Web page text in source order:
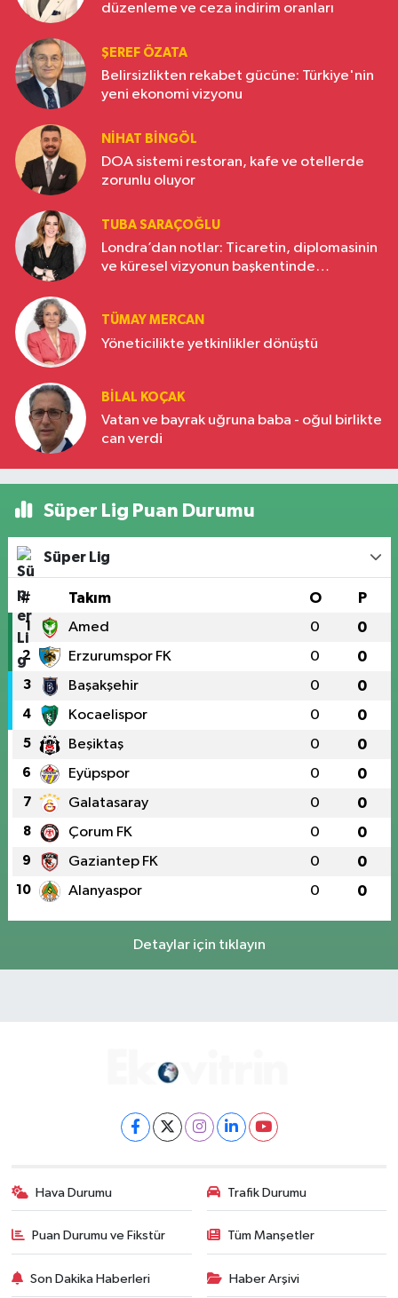
düzenleme ve ceza indirim oranları
ŞEREF ÖZATA
Belirsizlikten rekabet gücüne: Türkiye'nin
yeni ekonomi vizyonu
NIHAT BINGÖL
DOA sistemi restoran, kafe ve otellerde
zorunlu oluyor
TUBA SARAÇOĞLU
Londra’dan notlar: Ticaretin, diplomasinin
ve küresel vizyonun başkentinde
TÜMAY MERCAN
Yöneticilikte yetkinlikler dönüştü
BILAL KOÇAK
Vatan ve bayrak uğruna baba - oğul birlikte
can verdi
Süper Lig Puan Durumu
Süper Lig
# Takım O P
1 Amed 0 0
2 Erzurumspor FK 0 0
3 Başakşehir 0 0
4 Kocaelispor 0 0
5 Beşiktaş 0 0
6 Eyüpspor 0 0
7 Galatasaray 0 0
8 Çorum FK 0 0
9 Gaziantep FK 0 0
10 Alanyaspor 0 0
Detaylar için tıklayın
Hava Durumu Trafik Durumu
Puan Durumu ve Fikstür Tüm Manşetler
Son Dakika Haberleri Haber Arşivi